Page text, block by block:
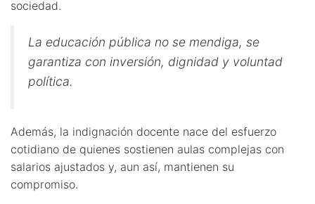
sociedad.
La educación pública no se mendiga, se
garantiza con inversión, dignidad y voluntad
política.
Además, la indignación docente nace del esfuerzo
cotidiano de quienes sostienen aulas complejas con
salarios ajustados y, aun así, mantienen su
compromiso.